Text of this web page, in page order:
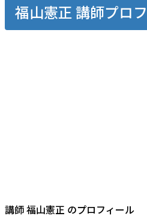
福山憲正 講師プロ
講師 福山憲正 のプロフィール